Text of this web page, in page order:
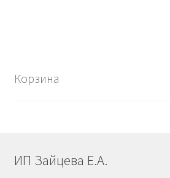
Корзина
ИП Зайцева Е.А.